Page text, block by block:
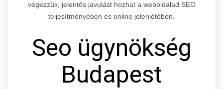
végezzük, jelentős javulást hozhat a weboldalad SEO
teljesítményében és online jelenlétében.
Seo ügynökség
Budapest